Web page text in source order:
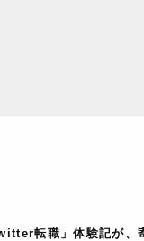
転職」体験記が、